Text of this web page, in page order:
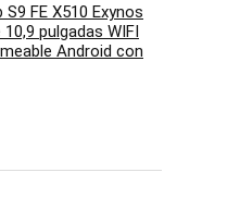
FE X510 Exynos
pulgadas WIFI
Android con